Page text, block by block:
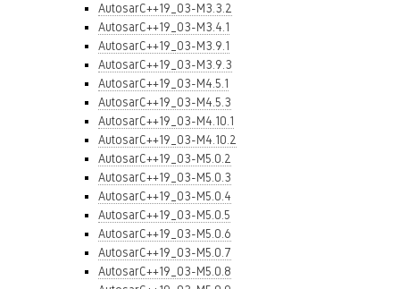
AutosarC++19_03-M3.3.2
AutosarC++19_03-M3.4.1
AutosarC++19_03-M3.9.1
AutosarC++19_03-M3.9.3
AutosarC++19_03-M4.5.1
AutosarC++19_03-M4.5.3
AutosarC++19_03-M4.10.1
AutosarC++19_03-M4.10.2
AutosarC++19_03-M5.0.2
AutosarC++19_03-M5.0.3
AutosarC++19_03-M5.0.4
AutosarC++19_03-M5.0.5
AutosarC++19_03-M5.0.6
AutosarC++19_03-M5.0.7
AutosarC++19_03-M5.0.8